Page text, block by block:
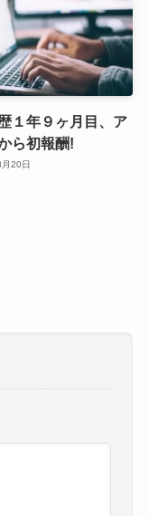
１年９ヶ月目、ア
ら初報酬!
20日